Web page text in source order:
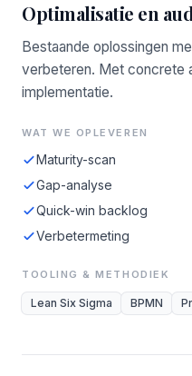
Optimalisatie en
Bestaande oplossingen
verbeteren. Met concrete
implementatie.
WAT WE OPLEVEREN
Maturity-scan
Gap-analyse
Quick-win backlog
Verbetermeting
TOOLING & METHODIEK
Lean Six Sigma BPMN